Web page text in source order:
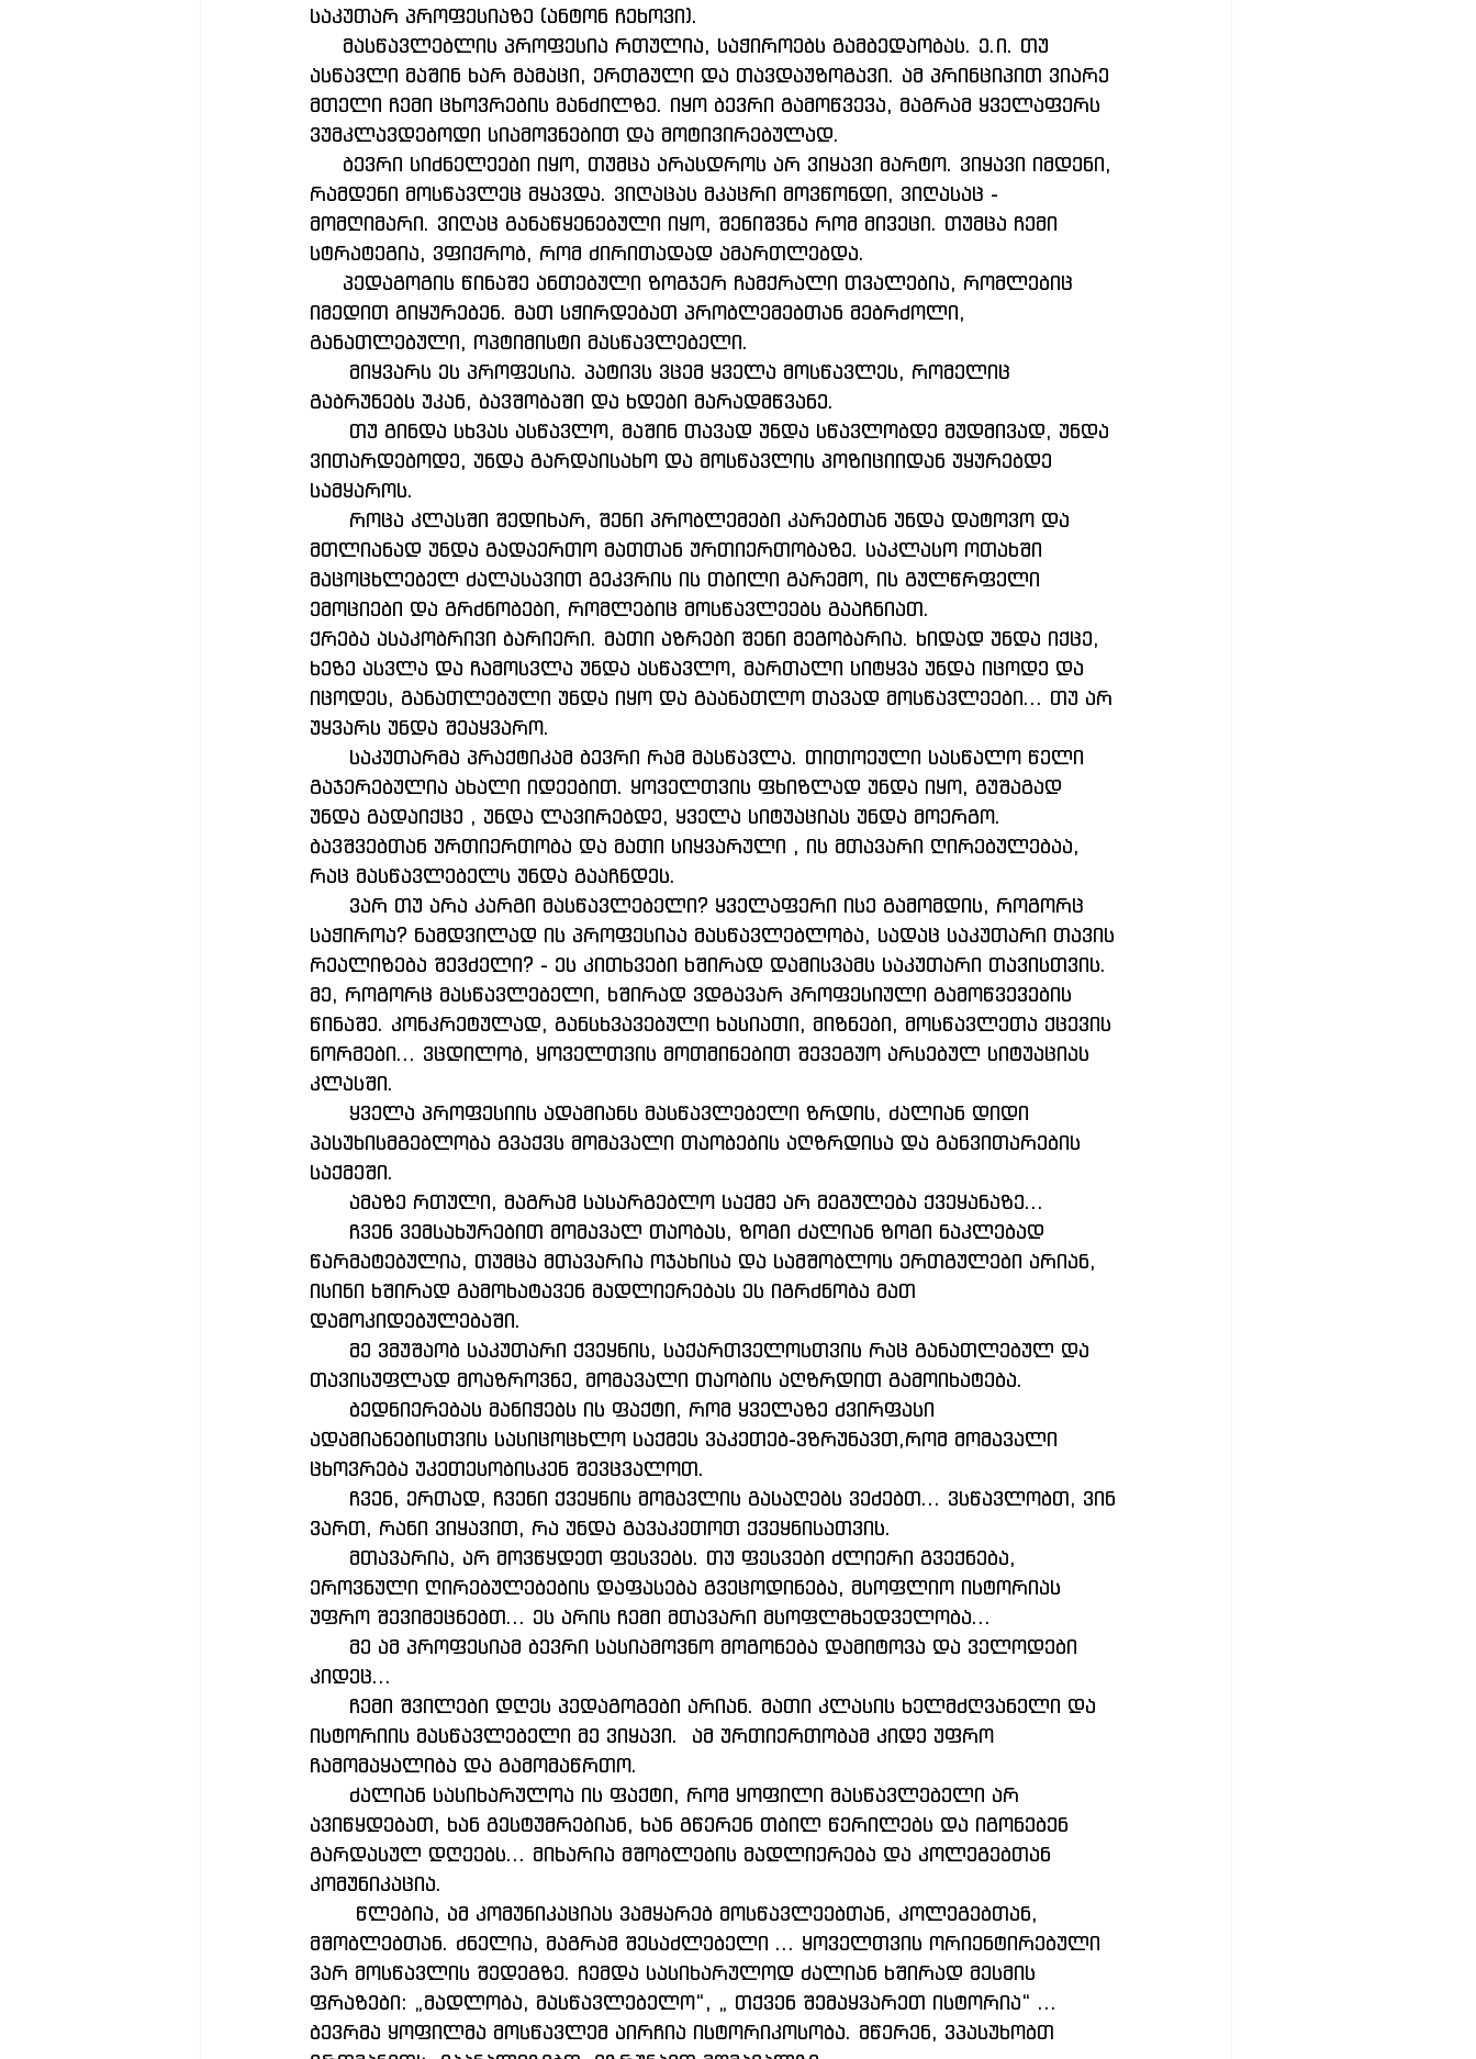
საკუთარ პროფესიაზე (ანტონ ჩეხოვი).
ასწავლი მაშინ ხარ მამაცი, ერთგული და თავდაუზოგავი. ამ პრინციპით ვიარე
მთელი ჩემი ცხოვრების მანძილზე. იყო ბევრი გამოწვევა, მაგრამ ყველაფერს
ვუმკლავდებოდი სიამოვნებით და მოტივირებულად.
რამდენი მოსწავლეც მყავდა. ვიღაცას მკაცრი მოვწონდი, ვიღასაც -
მომღიმარი. ვიღაც განაწყენებული იყო, შენიშვნა რომ მივეცი. თუმცა ჩემი
სტრატეგია, ვფიქრობ, რომ ძირითადად ამართლებდა.
იმედით გიყურებენ. მათ სჭირდებათ პრობლემებთან მებრძოლი,
განათლებული, ოპტიმისტი მასწავლებელი.
გაბრუნებს უკან, ბავშობაში და ხდები მარადმწვანე.
ვითარდებოდე, უნდა გარდაისახო და მოსწავლის პოზიციიდან უყურებდე
სამყაროს.
მთლიანად უნდა გადაერთო მათთან ურთიერთობაზე. საკლასო ოთახში
მაცოცხლებელ ძალასავით გეკვრის ის თბილი გარემო, ის გულწრფელი
ემოციები და გრძნობები, რომლებიც მოსწავლეებს გააჩნიათ.
ქრება ასაკობრივი ბარიერი. მათი აზრები შენი მეგობარია. ხიდად უნდა იქცე,
ხეზე ასვლა და ჩამოსვლა უნდა ასწავლო, მართალი სიტყვა უნდა იცოდე და
იცოდეს, განათლებული უნდა იყო და გაანათლო თავად მოსწავლეები... თუ არ
უყვარს უნდა შეაყვარო.
გაჯერებულია ახალი იდეებით. ყოველთვის ფხიზლად უნდა იყო, გუშაგად
უნდა გადაიქცე , უნდა ლავირებდე, ყველა სიტუაციას უნდა მოერგო.
ბავშვებთან ურთიერთობა და მათი სიყვარული , ის მთავარი ღირებულებაა,
რაც მასწავლებელს უნდა გააჩნდეს.
საჭიროა? ნამდვილად ის პროფესიაა მასწავლებლობა, სადაც საკუთარი თავის
რეალიზება შევძელი? - ეს კითხვები ხშირად დამისვამს საკუთარი თავისთვის.
მე, როგორც მასწავლებელი, ხშირად ვდგავარ პროფესიული გამოწვევების
წინაშე. კონკრეტულად, განსხვავებული ხასიათი, მიზნები, მოსწავლეთა ქცევის
ნორმები... ვცდილობ, ყოველთვის მოთმინებით შევეგუო არსებულ სიტუაციას
კლასში.
პასუხისმგებლობა გვაქვს მომავალი თაობების აღზრდისა და განვითარების
საქმეში.
      ამაზე რთული, მაგრამ სასარგებლო საქმე არ მეგულება ქვეყანაზე...
წარმატებულია, თუმცა მთავარია ოჯახისა და სამშობლოს ერთგულები არიან,
ისინი ხშირად გამოხატავენ მადლიერებას ეს იგრძნობა მათ
დამოკიდებულებაში.
თავისუფლად მოაზროვნე, მომავალი თაობის აღზრდით გამოიხატება.
ადამიანებისთვის სასიცოცხლო საქმეს ვაკეთებ-ვზრუნავთ,რომ მომავალი
ცხოვრება უკეთესობისკენ შევცვალოთ.
ვართ, რანი ვიყავით, რა უნდა გავაკეთოთ ქვეყნისათვის.
ეროვნული ღირებულებების დაფასება გვეცოდინება, მსოფლიო ისტორიას
უფრო შევიმეცნებთ... ეს არის ჩემი მთავარი მსოფლმხედველობა...
კიდეც...
ისტორიის მასწავლებელი მე ვიყავი.  ამ ურთიერთობამ კიდე უფრო
ჩამომაყალიბა და გამომაწრთო.
ავიწყდებათ, ხან გესტუმრებიან, ხან გწერენ თბილ წერილებს და იგონებენ
გარდასულ დღეებს... მიხარია მშობლების მადლიერება და კოლეგებთან
კომუნიკაცია.
მშობლებთან. ძნელია, მაგრამ შესაძლებელი ... ყოველთვის ორიენტირებული
ვარ მოსწავლის შედეგზე. ჩემდა სასიხარულოდ ძალიან ხშირად მესმის
ფრაზები: „მადლობა, მასწავლებელო“, „ თქვენ შემაყვარეთ ისტორია“ ...
ბევრმა ყოფილმა მოსწავლემ აირჩია ისტორიკოსობა. მწერენ, ვპასუხობთ